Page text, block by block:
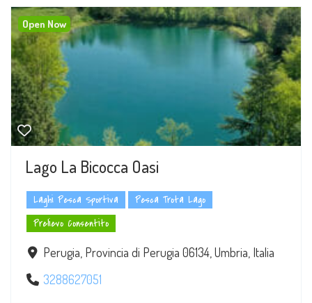
Lago La Bicocca Oasi
Laghi Pesca Sportiva
Pesca Trota Lago
Prelievo Consentito
Perugia, Provincia di Perugia 06134, Umbria, Italia
3288627051
Open Now